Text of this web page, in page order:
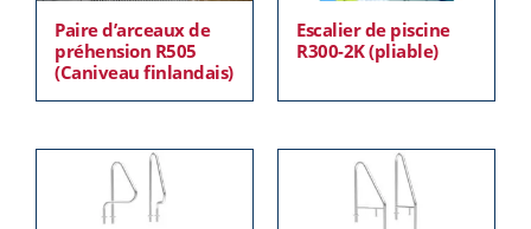
Paire d’arceaux de
préhension R505
(Caniveau finlandais)
Escalier de piscine
R300-2K (pliable)